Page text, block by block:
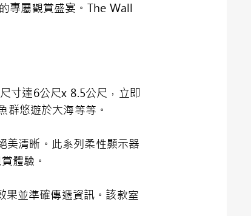
專屬觀賞盛宴。The Wall
寸達6公尺x 8.5公尺，立即
悠遊於大海等等。
美清晰。此系列柔性顯示器
體驗。
果並準確傳遞資訊。該款室